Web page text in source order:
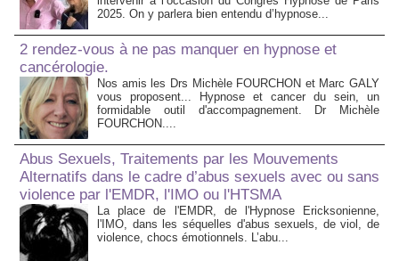
2025. On y parlera bien entendu d’hypnose...
2 rendez-vous à ne pas manquer en hypnose et
cancérologie.
Nos amis les Drs Michèle FOURCHON et Marc GALY
vous proposent... Hypnose et cancer du sein, un
formidable outil d'accompagnement. Dr Michèle
FOURCHON....
Abus Sexuels, Traitements par les Mouvements
Alternatifs dans le cadre d’abus sexuels avec ou sans
violence par l'EMDR, l'IMO ou l'HTSMA
La place de l'EMDR, de l'Hypnose Ericksonienne,
l'IMO, dans les séquelles d'abus sexuels, de viol, de
violence, chocs émotionnels. L’abu...